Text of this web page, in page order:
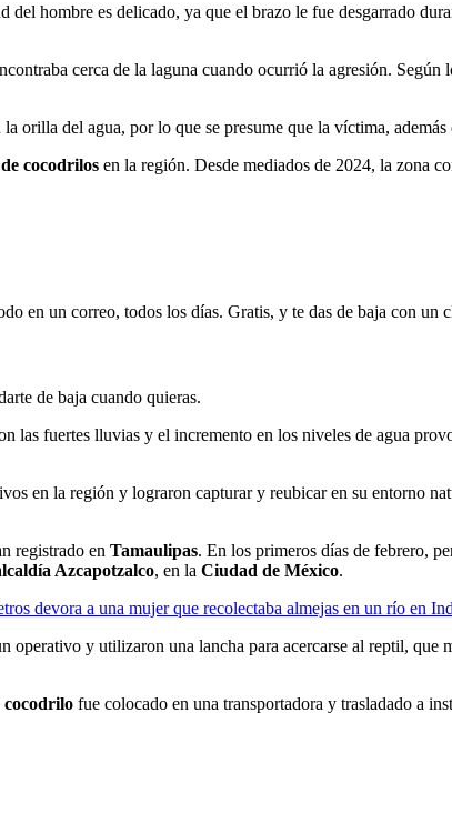
del hombre es delicado, ya que el brazo le fue desgarrado
cerca de la laguna cuando ocurrió la agresión. Según
orilla del agua, por lo que se presume que la víctima,
cocodrilos en la región. Desde mediados de 2024, la zona
en un correo, todos los días. Gratis, y te das de baja con un
de baja cuando quieras.
las fuertes lluvias y el incremento en los niveles de agua
en la región y lograron capturar y reubicar en su entorno
registrado en Tamaulipas. En los primeros días de febrero,
Azcapotzalco, en la Ciudad de México.
devora a una mujer que recolectaba almejas en un río en
operativo y utilizaron una lancha para acercarse al reptil,
cocodrilo fue colocado en una transportadora y trasladado a